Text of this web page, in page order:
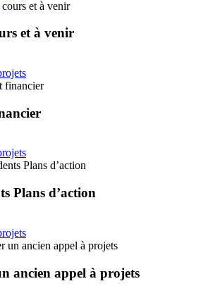
et à venir
et à venir
financier
Plans d’action
Plans d’action
un ancien appel à projets
ancien appel à projets